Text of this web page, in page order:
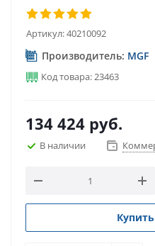
Артикул:40210092
Производитель: MGF
Код товара: 23463
134 424 руб.
В наличии